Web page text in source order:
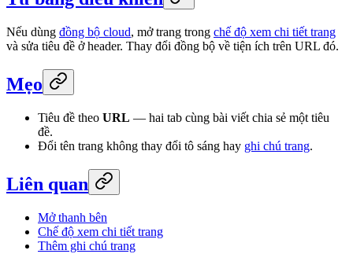
Nếu dùng đồng bộ cloud, mở trang trong chế độ xem chi tiết trang
và sửa tiêu đề ở header. Thay đổi đồng bộ về tiện ích trên URL đó.
Mẹo
Tiêu đề theo URL — hai tab cùng bài viết chia sẻ một tiêu
đề.
Đổi tên trang không thay đổi tô sáng hay ghi chú trang.
Liên quan
Mở thanh bên
Chế độ xem chi tiết trang
Thêm ghi chú trang